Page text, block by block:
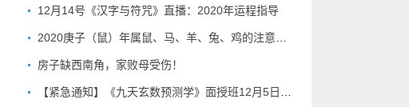
12月14号《汉字与符咒》直播：2020年运程指导
房子缺西南角，家败母受伤！